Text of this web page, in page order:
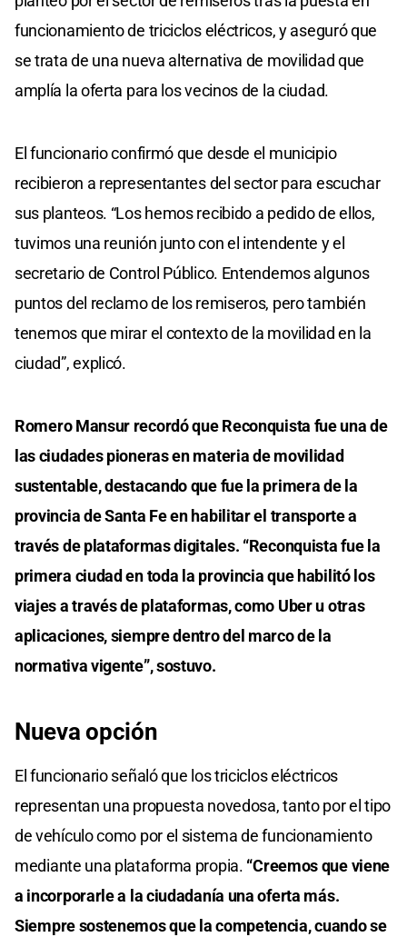
funcionamiento de triciclos eléctricos, y aseguró que
se trata de una nueva alternativa de movilidad que
amplía la oferta para los vecinos de la ciudad.
El funcionario confirmó que desde el municipio
recibieron a representantes del sector para escuchar
sus planteos. “Los hemos recibido a pedido de ellos,
tuvimos una reunión junto con el intendente y el
secretario de Control Público. Entendemos algunos
puntos del reclamo de los remiseros, pero también
tenemos que mirar el contexto de la movilidad en la
ciudad”, explicó.
Romero Mansur recordó que Reconquista fue una de
las ciudades pioneras en materia de movilidad
sustentable, destacando que fue la primera de la
provincia de Santa Fe en habilitar el transporte a
través de plataformas digitales. “Reconquista fue la
primera ciudad en toda la provincia que habilitó los
viajes a través de plataformas, como Uber u otras
aplicaciones, siempre dentro del marco de la
normativa vigente”, sostuvo.
Nueva opción
El funcionario señaló que los triciclos eléctricos
representan una propuesta novedosa, tanto por el tipo
de vehículo como por el sistema de funcionamiento
mediante una plataforma propia. “Creemos que viene
a incorporarle a la ciudadanía una oferta más.
Siempre sostenemos que la competencia, cuando se